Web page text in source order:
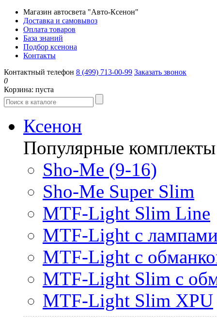
Магазин автосвета "Авто-Ксенон"
Доставка и самовывоз
Оплата товаров
База знаний
Подбор ксенона
Контакты
Контактный телефон 8 (499) 713-00-99 Заказать звонок
0
Корзина: пуста
Ксенон
Популярные комплекты
Sho-Me (9-16)
Sho-Me Super Slim
MTF-Light Slim Line
MTF-Light с
MTF-Light с
MTF-Light Slim с
MTF-Light Slim XPU